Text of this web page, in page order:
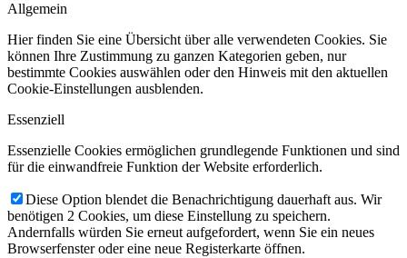
Allgemein
Hier finden Sie eine Übersicht über alle verwendeten Cookies. Sie
können Ihre Zustimmung zu ganzen Kategorien geben, nur
bestimmte Cookies auswählen oder den Hinweis mit den aktuellen
Cookie-Einstellungen ausblenden.
Essenziell
Essenzielle Cookies ermöglichen grundlegende Funktionen und sind
für die einwandfreie Funktion der Website erforderlich.
Diese Option blendet die Benachrichtigung dauerhaft aus. Wir
benötigen 2 Cookies, um diese Einstellung zu speichern.
Andernfalls würden Sie erneut aufgefordert, wenn Sie ein neues
Browserfenster oder eine neue Registerkarte öffnen.